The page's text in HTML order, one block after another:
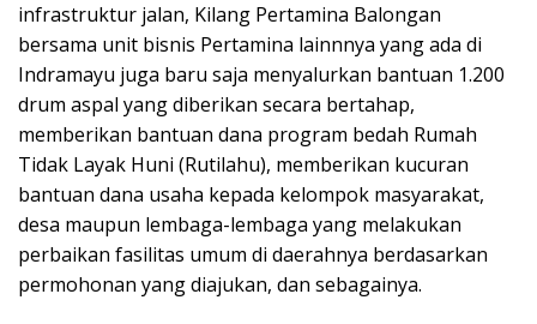
infrastruktur jalan, Kilang Pertamina Balongan
bersama unit bisnis Pertamina lainnnya yang ada di
Indramayu juga baru saja menyalurkan bantuan 1.200
drum aspal yang diberikan secara bertahap,
memberikan bantuan dana program bedah Rumah
Tidak Layak Huni (Rutilahu), memberikan kucuran
bantuan dana usaha kepada kelompok masyarakat,
desa maupun lembaga-lembaga yang melakukan
perbaikan fasilitas umum di daerahnya berdasarkan
permohonan yang diajukan, dan sebagainya.